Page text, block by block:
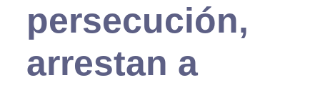
persecución,
arrestan a